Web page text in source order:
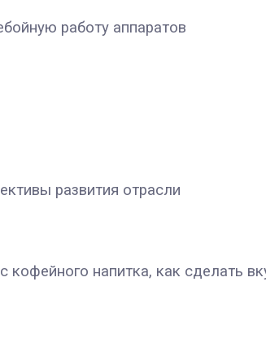
работу аппаратов
развития отрасли
напитка, как сделать